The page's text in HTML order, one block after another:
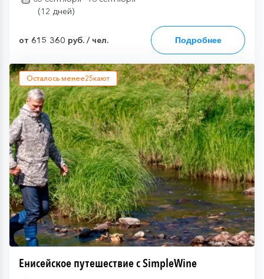
(12 дней)
Подробнее
от 615 360 руб. / чел.
Осталось менее25кают
Енисейское путешествие с SimpleWine